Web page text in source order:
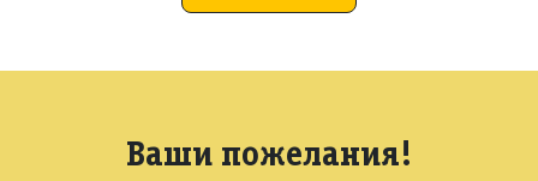
Ваши пожелания!